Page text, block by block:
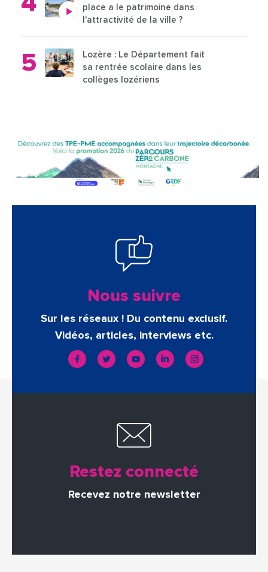
place a le patrimoine dans
l'attractivité de la ville ?
Lozère : Le Département fait
sa rentrée scolaire dans les
collèges lozériens
Nous suivre
Sur les réseaux ! Du contenu exclusif.
Vidéos, articles, interviews etc.
Restez connecté
Recevez notre newsletter